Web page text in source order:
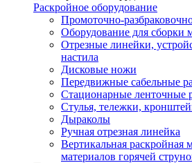
Раскройное оборудование
Промоточно-
Оборудование для сборки
Отрезные линейки,
настила
Дисковые ножи
Передвижные сабельные
Стационарные
Стулья, тележки,
Дыраколы
Ручная отрезная линейка
Вертикальная раскройная
материалов горячей